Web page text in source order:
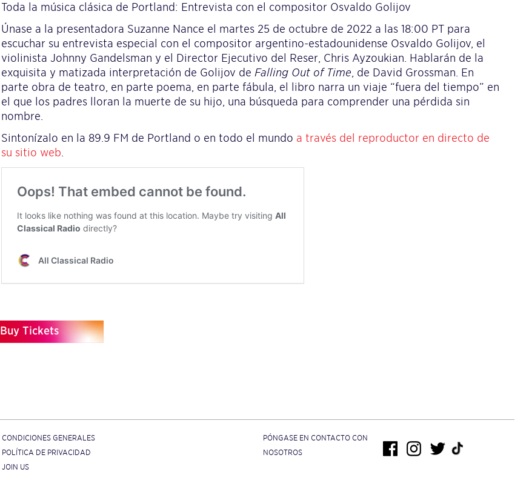
Toda la música clásica de Portland: Entrevista con el compositor Osvaldo Golijov
Únase a la presentadora Suzanne Nance el martes 25 de octubre de 2022 a las 18:00 PT para
escuchar su entrevista especial con el compositor argentino-estadounidense Osvaldo Golijov, el
violinista Johnny Gandelsman y el Director Ejecutivo del Reser, Chris Ayzoukian. Hablarán de la
exquisita y matizada interpretación de Golijov de Falling Out of Time, de David Grossman. En
parte obra de teatro, en parte poema, en parte fábula, el libro narra un viaje “fuera del tiempo” en
el que los padres lloran la muerte de su hijo, una búsqueda para comprender una pérdida sin
nombre.
Sintonízalo en la 89.9 FM de Portland o en todo el mundo a través del reproductor en directo de
su sitio web.
Buy Tickets
CONDICIONES GENERALES
POLÍTICA DE PRIVACIDAD
JOIN US
PÓNGASE EN CONTACTO CON
NOSOTROS